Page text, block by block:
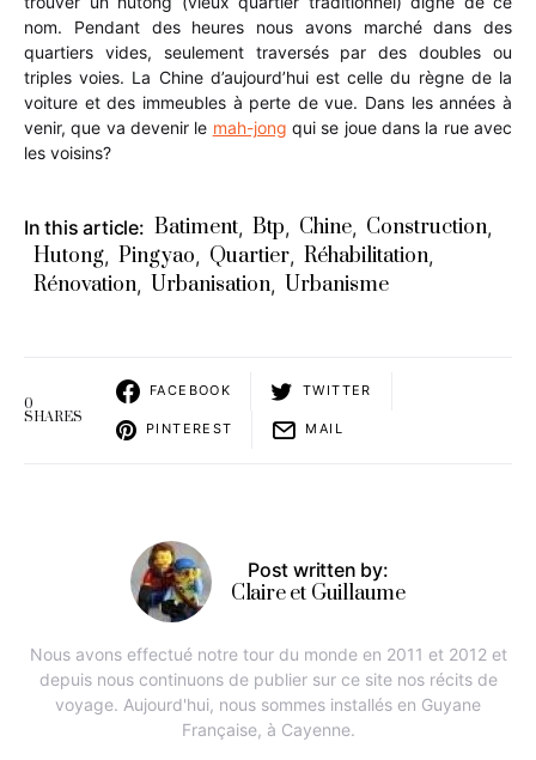
nom. Pendant des heures nous avons marché dans des
quartiers vides, seulement traversés par des doubles ou
triples voies. La Chine d’aujourd’hui est celle du règne de la
voiture et des immeubles à perte de vue. Dans les années à
venir, que va devenir le mah-jong qui se joue dans la rue avec
les voisins?
In this article: Batiment, Btp, Chine, Construction,
Hutong, Pingyao, Quartier, Réhabilitation,
Rénovation, Urbanisation, Urbanisme
0
SHARES
FACEBOOK TWITTER
PINTEREST MAIL
Post written by:
Claire et Guillaume
Nous avons effectué notre tour du monde en 2011 et 2012 et
depuis nous continuons de publier sur ce site nos récits de
voyage. Aujourd'hui, nous sommes installés en Guyane
Française, à Cayenne.